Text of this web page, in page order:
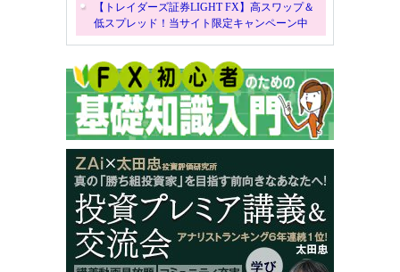
【トレイダーズ証券LIGHT FX】高スワップ＆
低スプレッド！当サイト限定キャンペーン中